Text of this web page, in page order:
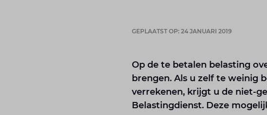
GEPLAATST OP: 24 JANUARI 2019
Op de te betalen belasting
brengen. Als u zelf te weinig
verrekenen, krijgt u de niet-
Belastingdienst. Deze